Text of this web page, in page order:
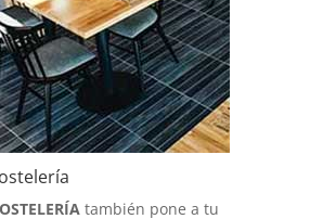
también pone a tu